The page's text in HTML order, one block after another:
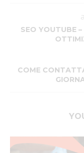
SEO YOUTUBE
COME